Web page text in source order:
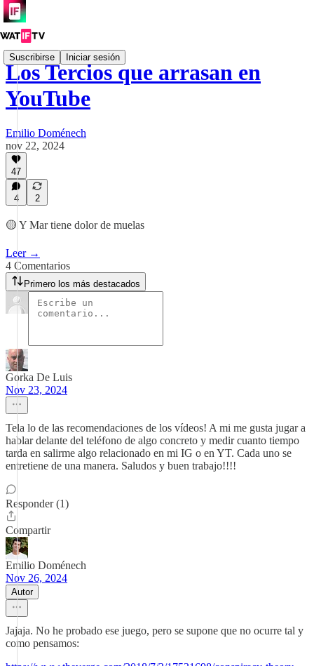
Suscribirse Iniciar sesión
Los Tercios que arrasan en
YouTube
Emilio Doménech
nov 22, 2024
47
4 2
🟡 Y Mar tiene dolor de muelas
Leer →
4 Comentarios
Primero los más destacados
Gorka De Luis
Nov 23, 2024
Tela lo de las recomendaciones de los vídeos! A mi me gusta jugar a
hablar delante del teléfono de algo concreto y medir cuanto tiempo
tarda en salirme algo relacionado en mi IG o en YT. Cada uno se
entretiene de una manera. Saludos y buen trabajo!!!!
Responder (1)
Compartir
Emilio Doménech
Nov 26, 2024
Autor
Jajaja. No he probado ese juego, pero se supone que no ocurre tal y
como pensamos: